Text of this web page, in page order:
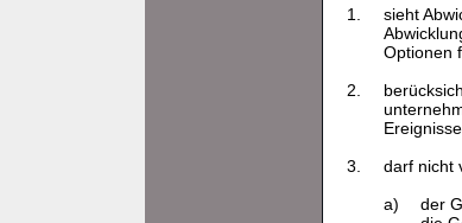
1.
sieht
Optionen
2.
3.
darf nicht
a)
der